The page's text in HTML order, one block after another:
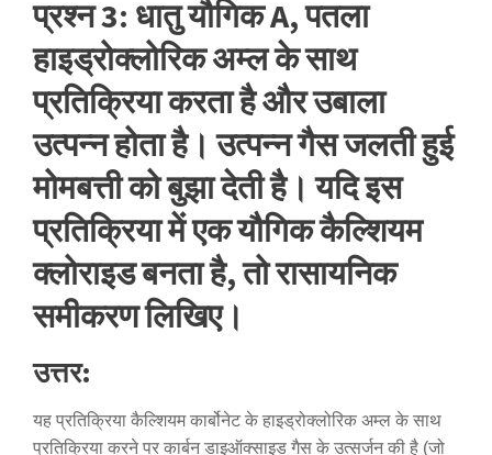
प्रश्न 3: धातु यौगिक A, पतला
हाइड्रोक्लोरिक अम्ल के साथ
प्रतिक्रिया करता है और उबाला
उत्पन्न होता है। उत्पन्न गैस जलती हुई
मोमबत्ती को बुझा देती है। यदि इस
प्रतिक्रिया में एक यौगिक कैल्शियम
क्लोराइड बनता है, तो रासायनिक
समीकरण लिखिए।
उत्तर:
यह प्रतिक्रिया कैल्शियम कार्बोनेट के हाइड्रोक्लोरिक अम्ल के साथ
प्रतिक्रिया करने पर कार्बन डाइऑक्साइड गैस के उत्सर्जन की है (जो